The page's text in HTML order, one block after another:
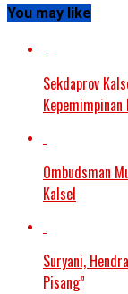
You may like
Sekdaprov
Ombudsman
Kalsel
Suryani,
Pisang”